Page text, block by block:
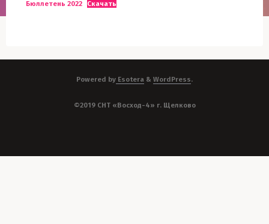
Бюллетень 2022 Скачать
Powered by Esotera & WordPress.
©2019 СНТ «Восход-4» г. Щелково